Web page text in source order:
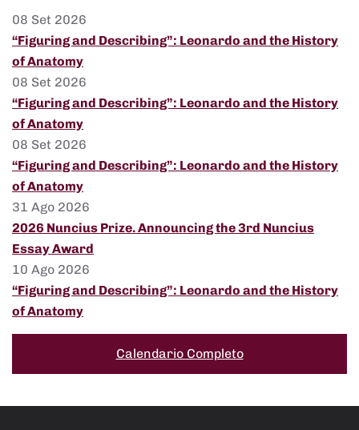
08 Set 2026
“Figuring and Describing”: Leonardo and the History
of Anatomy
08 Set 2026
“Figuring and Describing”: Leonardo and the History
of Anatomy
08 Set 2026
“Figuring and Describing”: Leonardo and the History
of Anatomy
31 Ago 2026
2026 Nuncius Prize. Announcing the 3rd Nuncius
Essay Award
10 Ago 2026
“Figuring and Describing”: Leonardo and the History
of Anatomy
Calendario Completo